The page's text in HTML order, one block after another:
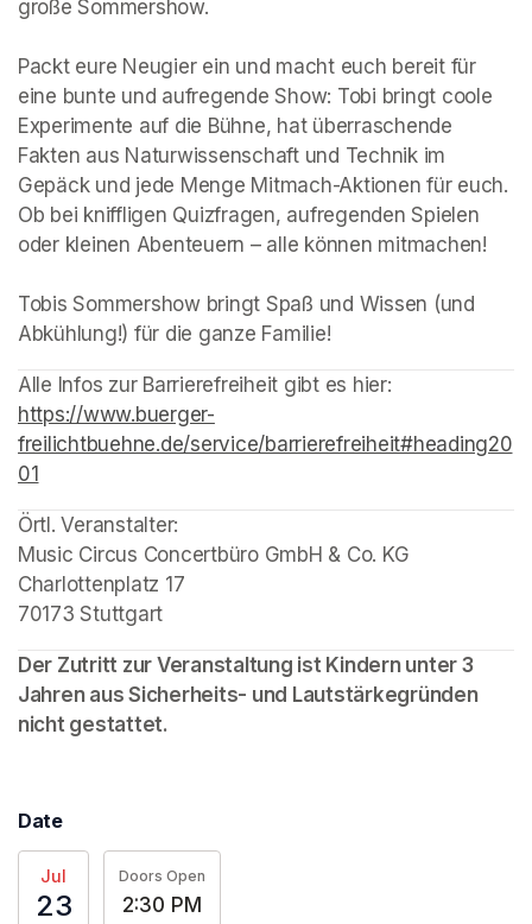
große Sommershow.
Packt eure Neugier ein und macht euch bereit für
eine bunte und aufregende Show: Tobi bringt coole
Experimente auf die Bühne, hat überraschende
Fakten aus Naturwissenschaft und Technik im
Gepäck und jede Menge Mitmach-Aktionen für euch.
Ob bei kniffligen Quizfragen, aufregenden Spielen
oder kleinen Abenteuern – alle können mitmachen!
Tobis Sommershow bringt Spaß und Wissen (und
Abkühlung!) für die ganze Familie!
(opens in a new tab)
https://www.buerger-
freilichtbuehne.de/service/barrierefreiheit#heading20
01
Örtl. Veranstalter:
Music Circus Concertbüro GmbH & Co. KG
Charlottenplatz 17
70173 Stuttgart
Der Zutritt zur Veranstaltung ist Kindern unter 3
Jahren aus Sicherheits- und Lautstärkegründen
nicht gestattet.
Date
Jul
23
Doors Open
2:30 PM